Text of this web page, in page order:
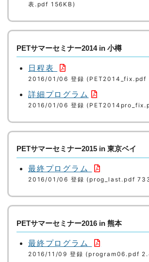
表.pdf 156KB)
PETサマーセミナー2014 in 小樽
日程表
2016/01/06 登録 (PET2014_fix.pdf
詳細プログラム
2016/01/06 登録
PETサマーセミナー2015 in 東京ベイ
最終プログラム
2016/01/06 登録 (prog_last.pdf
PETサマーセミナー2016 in 熊本
最終プログラム
2016/11/09 登録 (program06.pdf